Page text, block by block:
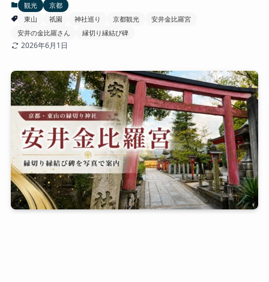
観光
京都
東山
祇園 神社巡り 京都観光
安井金比羅宮
安井の金比羅さん
縁切り縁結び碑
2026年6月1日